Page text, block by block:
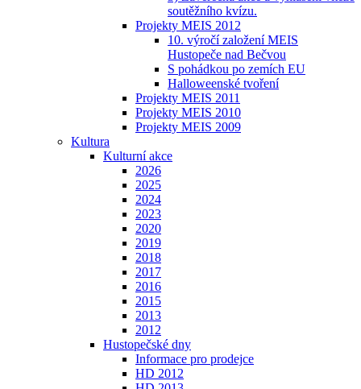
soutěžního kvízu.
Projekty MEIS 2012
10. výročí založení MEIS
Hustopeče nad Bečvou
S pohádkou po zemích EU
Halloweenské tvoření
Projekty MEIS 2011
Projekty MEIS 2010
Projekty MEIS 2009
Kultura
Kulturní akce
2026
2025
2024
2023
2020
2019
2018
2017
2016
2015
2013
2012
Hustopečské dny
Informace pro prodejce
HD 2012